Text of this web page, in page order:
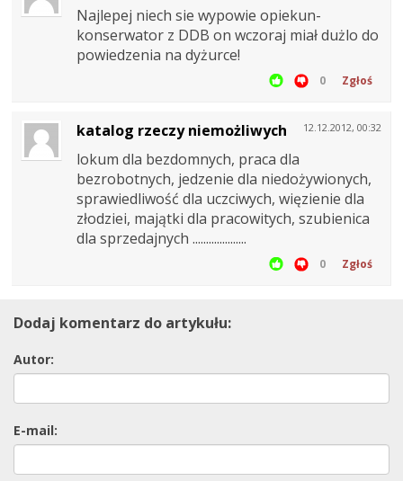
Najlepej niech sie wypowie opiekun-
konserwator z DDB on wczoraj miał dużlo do
powiedzenia na dyżurce!
0 Zgłoś
12.12.2012, 00:32
katalog rzeczy niemożliwych
lokum dla bezdomnych, praca dla
bezrobotnych, jedzenie dla niedożywionych,
sprawiedliwość dla uczciwych, więzienie dla
złodziei, majątki dla pracowitych, szubienica
dla sprzedajnych ....................
0 Zgłoś
Dodaj komentarz do artykułu:
Autor:
E-mail: